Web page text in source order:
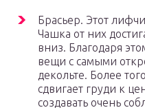
Брасьер. Этот
Чашка от них
вниз. Благодаря
вещи с самыми
декольте. Более
сдвигает груди к
создавать очень